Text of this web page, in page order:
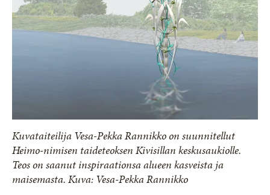
Kuvataiteilija Vesa-Pekka Rannikko on suunnitellut
Heimo-nimisen taideteoksen Kivisillan keskusaukiolle.
Teos on saanut inspiraationsa alueen kasveista ja
maisemasta. Kuva: Vesa-Pekka Rannikko